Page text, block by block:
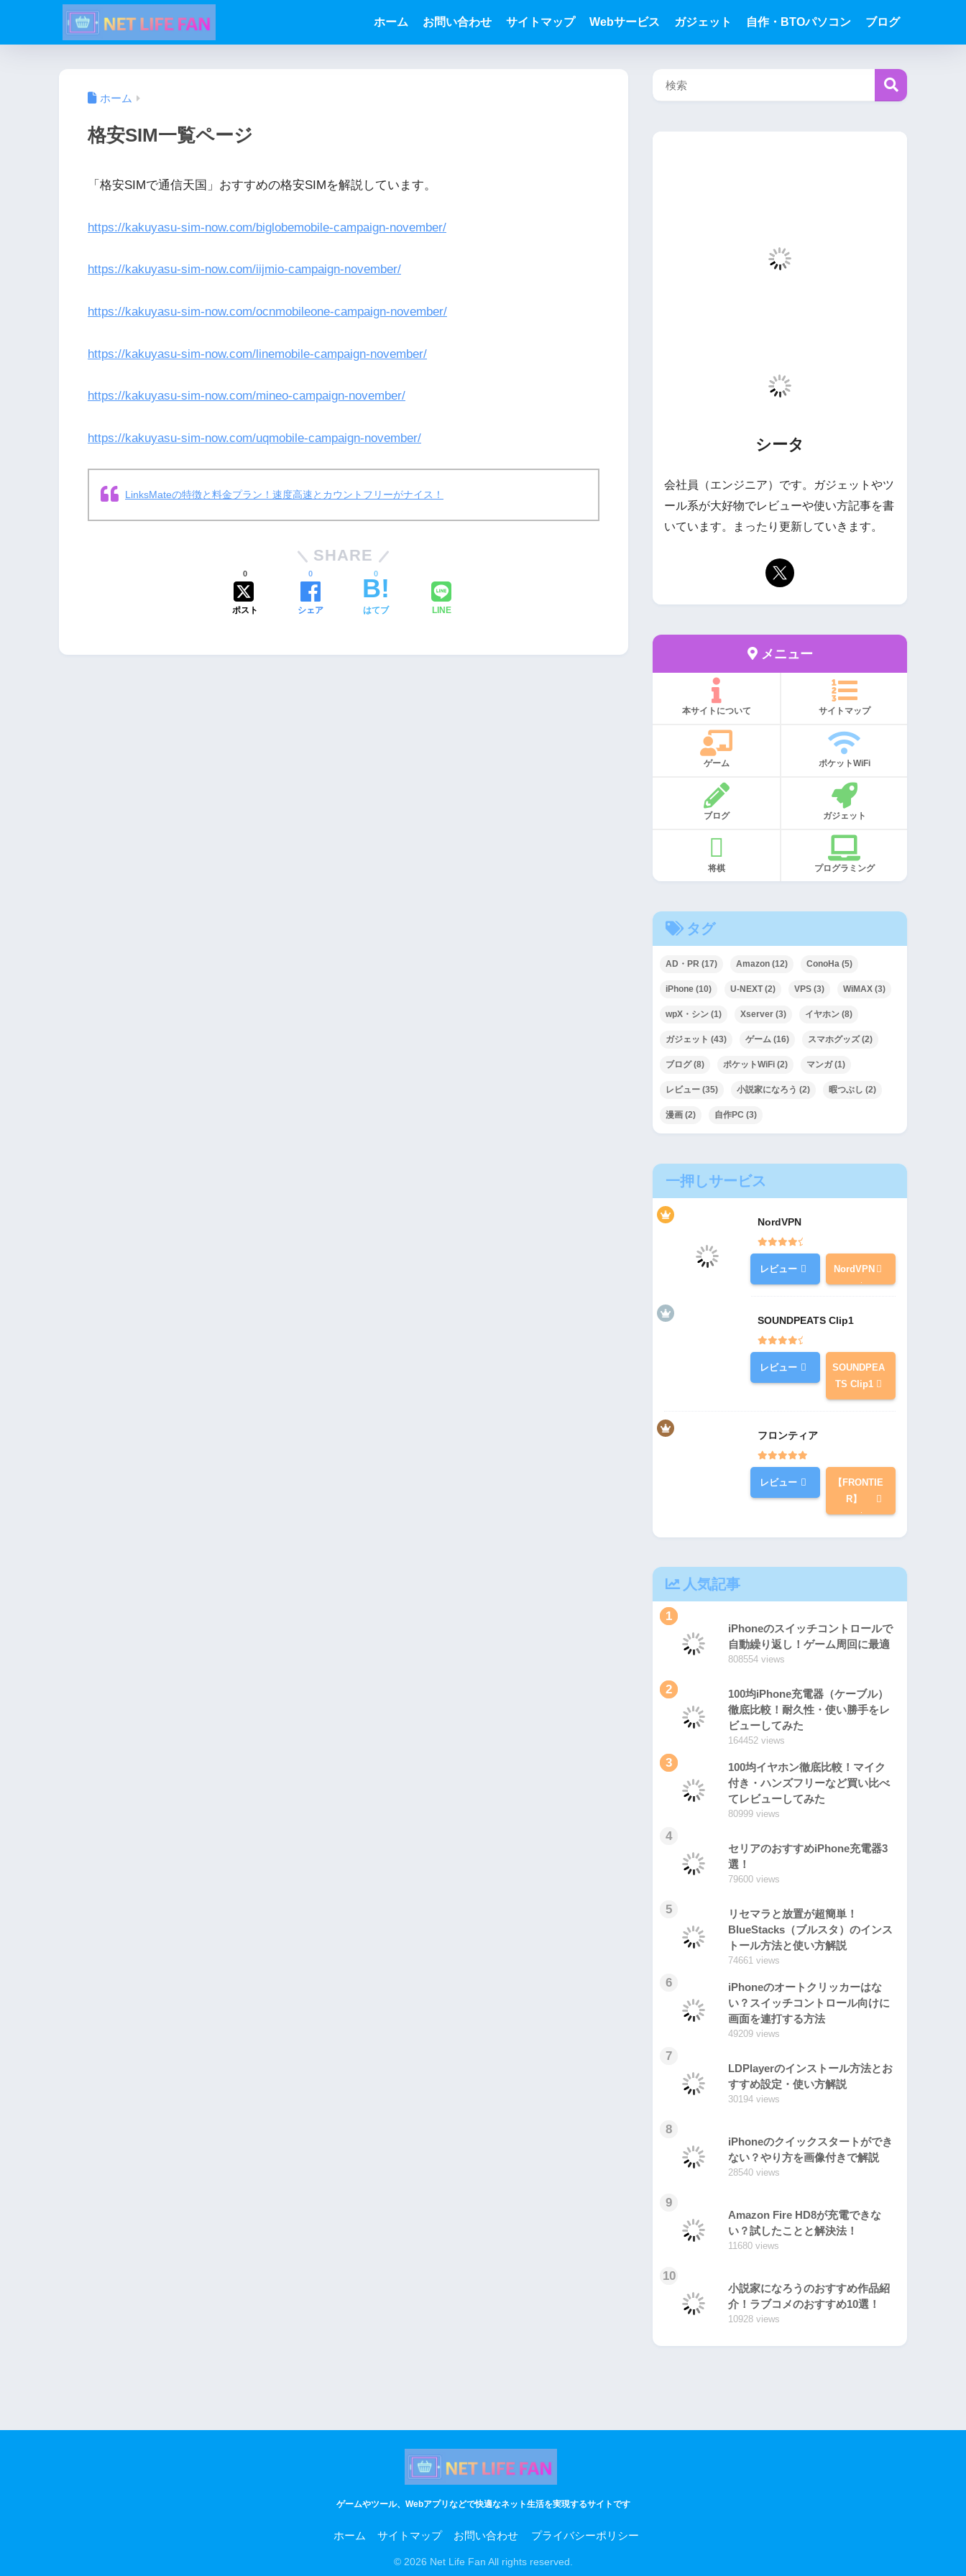
ホーム お問い合わせ サイトマップ Webサービス ガジェット 自作・BTOパソコン ブログ
ホーム
格安SIM一覧ページ
「格安SIMで通信天国」おすすめの格安SIMを解説しています。
https://kakuyasu-sim-now.com/biglobemobile-campaign-november/
https://kakuyasu-sim-now.com/iijmio-campaign-november/
https://kakuyasu-sim-now.com/ocnmobileone-campaign-november/
https://kakuyasu-sim-now.com/linemobile-campaign-november/
https://kakuyasu-sim-now.com/mineo-campaign-november/
https://kakuyasu-sim-now.com/uqmobile-campaign-november/
LinksMateの特徴と料金プラン！速度高速とカウントフリーがナイス！
SHARE
ポスト
0
シェア
0
はてブ
0
LINE
シータ
会社員（エンジニア）です。ガジェットやツ
ール系が大好物でレビューや使い方記事を書
いています。まったり更新していきます。
メニュー
本サイトについて サイトマップ
ゲーム ポケットWiFi
ブログ ガジェット
将棋 プログラミング
タグ
AD・PR (17) Amazon (12) ConoHa (5)
iPhone (10) U-NEXT(2) VPS (3) WiMAX (3)
wpX・シン (1) Xserver (3) イヤホン (8)
ガジェット (43) ゲーム (16) スマホグッズ(2)
ブログ(8) ポケットWiFi (2) マンガ(1)
レビュー (35) 小説家になろう (2) 暇つぶし (2)
漫画 (2) 自作PC (3)
一押しサービス
NordVPN
レビュー NordVPN
SOUNDPEATS Clip1
レビュー
SOUNDPEA
TS Clip1
フロンティア
レビュー
【FRONTIE
R】
人気記事
1
iPhoneのスイッチコントロールで
自動繰り返し！ゲーム周回に最適
808554 views
2
100均iPhone充電器（ケーブル）
徹底比較！耐久性・使い勝手をレ
ビューしてみた
164452 views
3
100均イヤホン徹底比較！マイク
付き・ハンズフリーなど買い比べ
てレビューしてみた
80999 views
4
セリアのおすすめiPhone充電器3
選！
79600 views
5
リセマラと放置が超簡単！
BlueStacks（ブルスタ）のインス
トール方法と使い方解説
74661 views
6
iPhoneのオートクリッカーはな
い？スイッチコントロール向けに
画面を連打する方法
49209 views
7
LDPlayerのインストール方法とお
すすめ設定・使い方解説
30194 views
8
iPhoneのクイックスタートができ
ない？やり方を画像付きで解説
28540 views
9
Amazon Fire HD8が充電できな
い？試したことと解決法！
11680 views
10
小説家になろうのおすすめ作品紹
介！ラブコメのおすすめ10選！
10928 views
ゲームやツール、Webアプリなどで快適なネット生活を実現するサイトです
ホーム サイトマップ お問い合わせ プライバシーポリシー
© 2026 Net Life Fan All rights reserved.